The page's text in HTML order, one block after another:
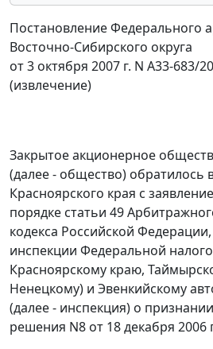
Постановление Федерального
Восточно-Сибирского округа
от 3 октября 2007 г. N А33-683/
(извлечение)
Закрытое акционерное
(далее - общество) обратилось
Красноярского края с
порядке статьи 49
кодекса Российской
инспекции Федеральной
Красноярскому краю,
Ненецкому) и Эвенкийскому
(далее - инспекция) о
решения N8 от 18 декабря 2006